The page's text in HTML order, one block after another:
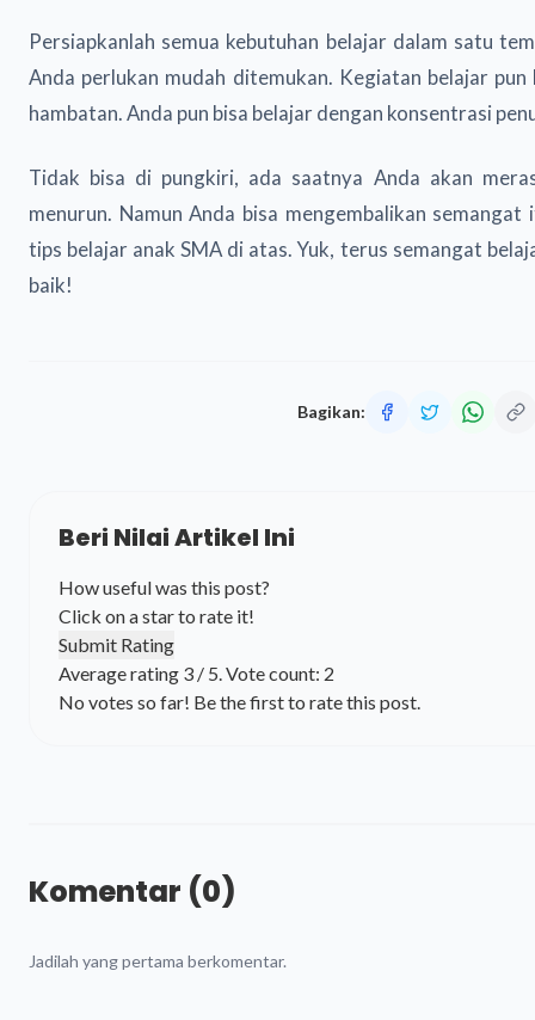
Persiapkanlah semua kebutuhan belajar dalam satu
Anda perlukan mudah ditemukan. Kegiatan belajar
hambatan. Anda pun bisa belajar dengan konsentrasi
Tidak bisa di pungkiri, ada saatnya Anda akan
menurun. Namun Anda bisa mengembalikan
tips belajar anak SMA di atas. Yuk, terus semangat
baik!
Bagikan:
Beri Nilai Artikel Ini
How useful was this post?
Click on a star to rate it!
Submit Rating
Average rating 3 / 5. Vote count: 2
No votes so far! Be the first to rate this post.
Komentar (0)
Jadilah yang pertama berkomentar.